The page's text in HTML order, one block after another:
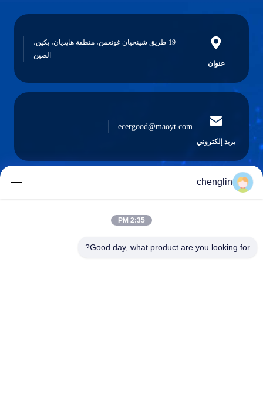
عنوان
19 طريق شينجيان غونغمن، منطقة هايديان، بكين،
الصين
بريد إلكتروني
ecergood@maoyt.com
chenglin
2:35 PM
Good day, what product are you looking for?